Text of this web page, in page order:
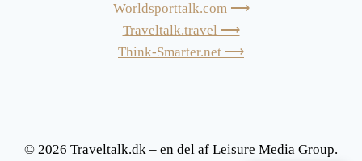
Worldsporttalk.com ⟶
Traveltalk.travel ⟶
Think-Smarter.net ⟶
© 2026 Traveltalk.dk – en del af Leisure Media Group.